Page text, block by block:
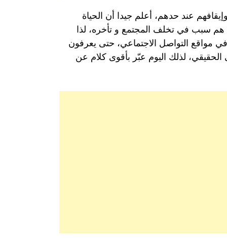
عند حدهم، أعلم جيدا أن الحياة
هم سبب في تخلف المجتمع و تأخره، لذا
مواقع التواصل الاجتماعي، حتى يعرفون
الحقيقي، لذلك اليوم عبّر بأقوى كلام عن